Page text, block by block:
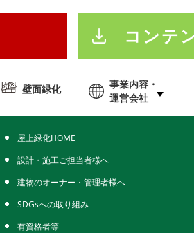
コンテ
壁面緑化
事業内容・
運営会社
屋上緑化システム株式会社
屋上緑化HOME
設計・施工ご担当者様へ
建物のオーナー・管理者様へ
SDGsへの取り組み
有資格者等